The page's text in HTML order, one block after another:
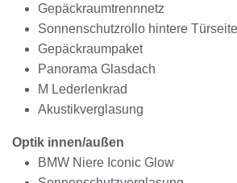
Gepäckraumtrennnetz
Sonnenschutzrollo hintere
Gepäckraumpaket
Panorama Glasdach
M Lederlenkrad
Akustikverglasung
Optik innen/außen
BMW Niere Iconic Glow